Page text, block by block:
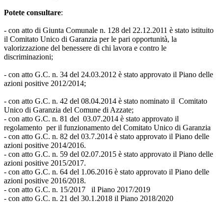
Potete consultare:
- con atto di Giunta Comunale n. 128 del 22.12.2011 è stato istituito
il Comitato Unico di Garanzia per le pari opportunità, la
valorizzazione del benessere di chi lavora e contro le
discriminazioni;
- con atto G.C. n. 34 del 24.03.2012 è stato approvato il Piano delle
azioni positive 2012/2014;
- con atto G.C. n. 42 del 08.04.2014 è stato nominato il Comitato
Unico di Garanzia del Comune di Azzate;
- con atto G.C. n. 81 del 03.07.2014 è stato approvato il
regolamento per il funzionamento del Comitato Unico di Garanzia
- con atto G.C. n. 82 del 03.7.2014 è stato approvato il Piano delle
azioni positive 2014/2016.
- con atto G.C. n. 59 del 02.07.2015 è stato approvato il Piano delle
azioni positive 2015/2017.
- con atto G.C. n. 64 del 1.06.2016 è stato approvato il Piano delle
azioni positive 2016/2018.
- con atto G.C. n. 15/2017 il Piano 2017/2019
- con atto G.C. n. 21 del 30.1.2018 il Piano 2018/2020